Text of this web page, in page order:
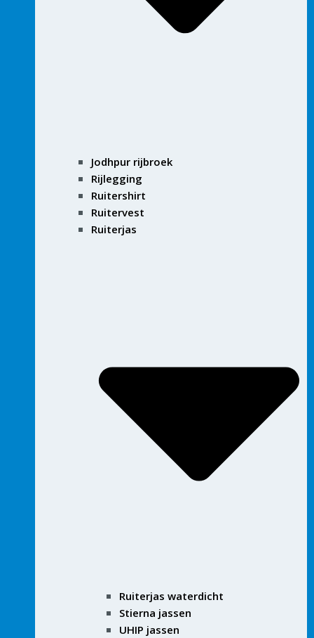
Jodhpur rijbroek
Rijlegging
Ruitershirt
Ruitervest
Ruiterjas
Ruiterjas waterdicht
Stierna jassen
UHIP jassen